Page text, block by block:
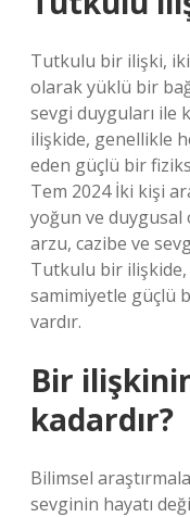
Tutkulu bir ilişki,
olarak yüklü bir
sevgi duyguları
ilişkide, genellikle
eden güçlü bir
Tem 2024 İki kişi
yoğun ve duygusal
arzu, cazibe ve
Tutkulu bir ilişkide,
samimiyetle güçlü
vardır.
Bir
kadardır?
Bilimsel
sevginin hayatı